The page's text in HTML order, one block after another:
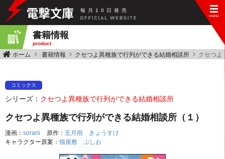
毎 月 10 日 発 売
書籍情報
product
ホーム 書籍情報 クセつよ異種族で行列ができる結婚相談所 クセつよ
コミックス
シリーズ： クセつよ異種族で行列ができる結婚相談所
クセつよ異種族で行列ができる結婚相談所（１）
漫画： sorani 原作： 五月雨 きょうすけ
キャラクター原案： 猫屋敷 ぷしお